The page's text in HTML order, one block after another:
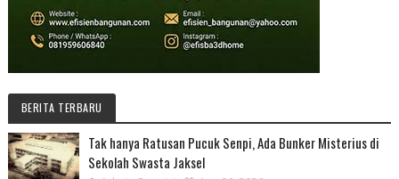
BERITA TERBARU
Tak hanya Ratusan Pucuk Senpi, Ada Bunker Misterius di
Sekolah Swasta Jaksel